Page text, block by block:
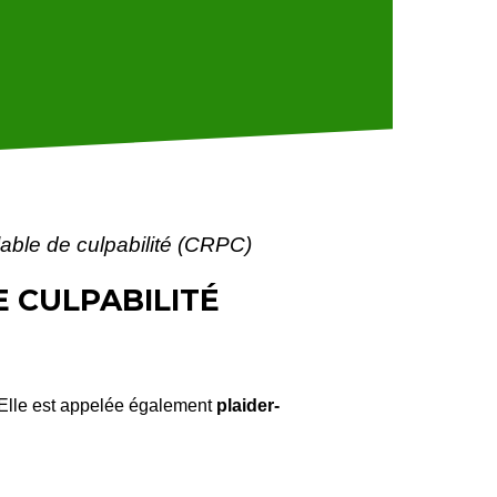
de culpabilité (CRPC)
CULPABILITÉ
est appelée également plaider-